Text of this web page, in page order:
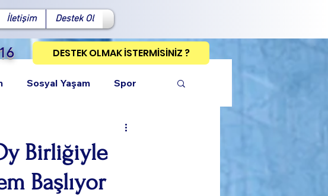
İletişim Destek Ol
DESTEK OLMAK İSTERMİSİNİZ ?
PinterestBağlantıyı Kopyala
Sosyal Yaşam Spor
Birliğiyle
Başlıyor